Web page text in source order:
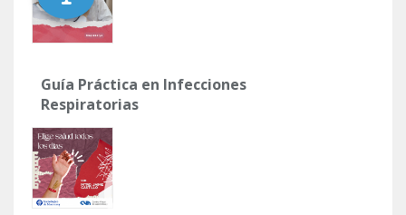
Guía Práctica en Infecciones
Respiratorias